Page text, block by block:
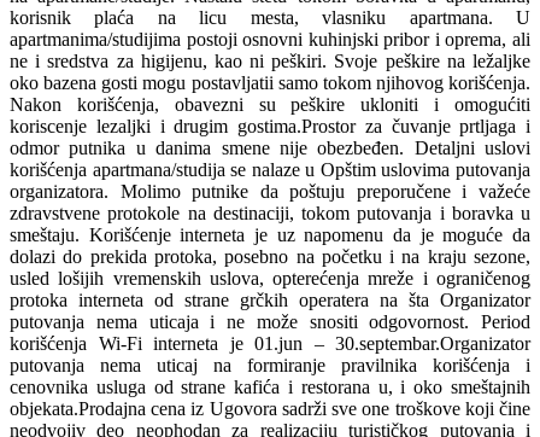
korisnik plaća na licu mesta, vlasniku apartmana. U
apartmanima/studijima postoji osnovni kuhinjski pribor i oprema, ali
ne i sredstva za higijenu, kao ni peškiri. Svoje peškire na ležaljke
oko bazena gosti mogu postavljatii samo tokom njihovog korišćenja.
Nakon korišćenja, obavezni su peškire ukloniti i omogućiti
koriscenje lezaljki i drugim gostima.Prostor za čuvanje prtljaga i
odmor putnika u danima smene nije obezbeđen. Detaljni uslovi
korišćenja apartmana/studija se nalaze u Opštim uslovima putovanja
organizatora. Molimo putnike da poštuju preporučene i važeće
zdravstvene protokole na destinaciji, tokom putovanja i boravka u
smeštaju. Korišćenje interneta je uz napomenu da je moguće da
dolazi do prekida protoka, posebno na početku i na kraju sezone,
usled lošijih vremenskih uslova, opterećenja mreže i ograničenog
protoka interneta od strane grčkih operatera na šta Organizator
putovanja nema uticaja i ne može snositi odgovornost. Period
korišćenja Wi-Fi interneta je 01.jun – 30.septembar.Organizator
putovanja nema uticaj na formiranje pravilnika korišćenja i
cenovnika usluga od strane kafića i restorana u, i oko smeštajnih
objekata.Prodajna cena iz Ugovora sadrži sve one troškove koji čine
neodvojiv deo neophodan za realizaciju turističkog putovanja i